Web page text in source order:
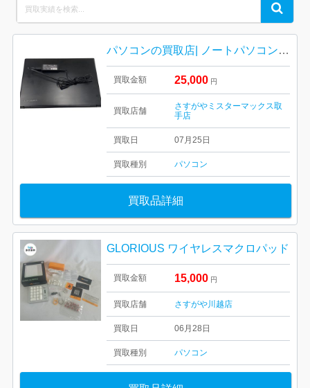
for:
Search
パソコンの買取店| ノートパソコンの買取| 我孫子市
買取金額 25,000 円
買取店舗
さすがやミスターマックス取
手店
買取日 07月25日
買取種別 パソコン
買取品詳細
GLORIOUS ワイヤレスマクロパッド
買取金額 15,000 円
買取店舗 さすがや川越店
買取日 06月28日
買取種別 パソコン